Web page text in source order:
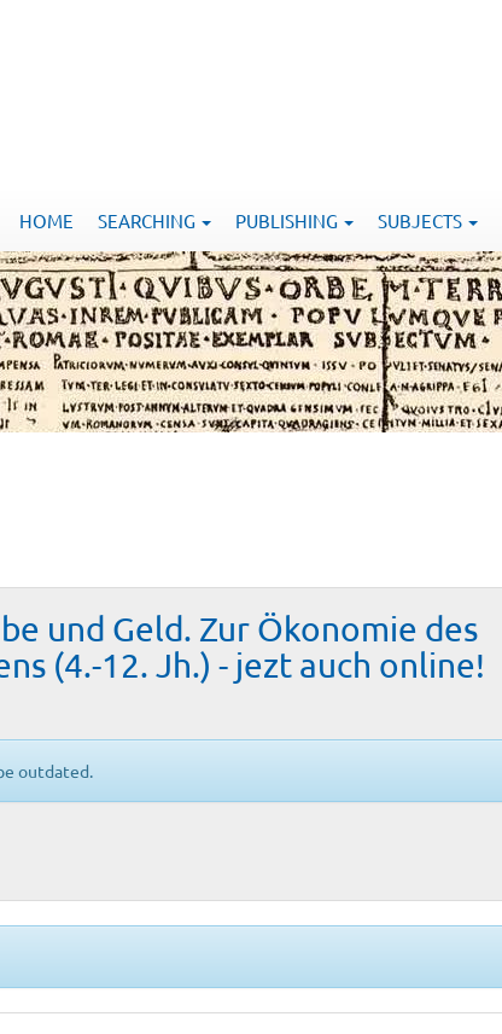
HOME SEARCHING PUBLISHING SUBJECTS
und Geld. Zur Ökonomie des
(4.-12. Jh.) - jezt auch online!
outdated.